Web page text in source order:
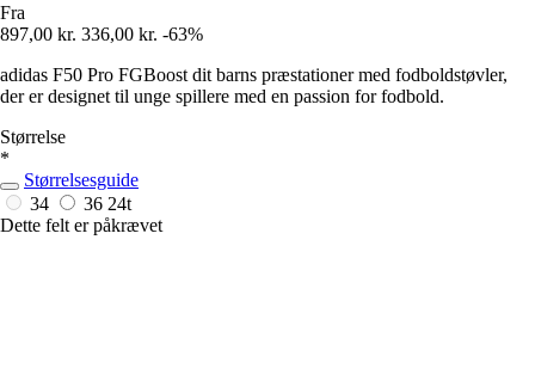
Fra
897,00 kr. 336,00 kr. -63%
adidas F50 Pro FGBoost dit barns præstationer med fodboldstøvler,
der er designet til unge spillere med en passion for fodbold.
Størrelse
*
Størrelsesguide
34
36 24t
Dette felt er påkrævet